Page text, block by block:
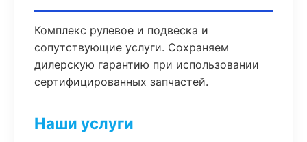
Комплекс рулевое и подвеска и
сопутствующие услуги. Сохраняем
дилерскую гарантию при использовании
сертифицированных запчастей.
Наши услуги